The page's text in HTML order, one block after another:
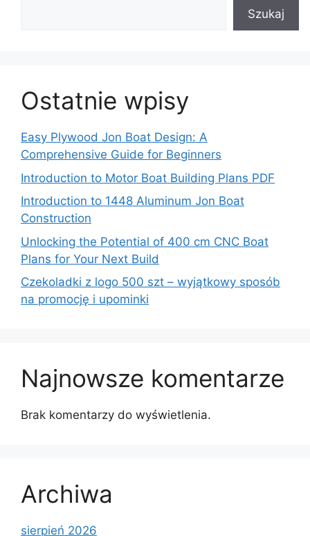
Szukaj
Ostatnie wpisy
Easy Plywood Jon Boat Design: A
Comprehensive Guide for Beginners
Introduction to Motor Boat Building Plans PDF
Introduction to 1448 Aluminum Jon Boat
Construction
Unlocking the Potential of 400 cm CNC Boat
Plans for Your Next Build
Czekoladki z logo 500 szt – wyjątkowy sposób
na promocję i upominki
Najnowsze komentarze
Brak komentarzy do wyświetlenia.
Archiwa
sierpień 2026